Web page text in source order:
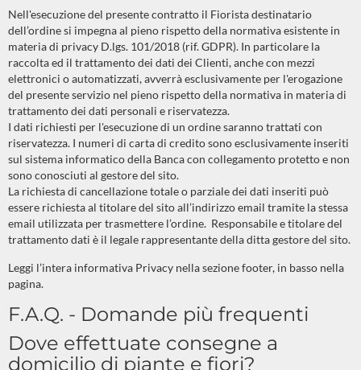
Nell'esecuzione del presente contratto il Fiorista destinatario
dell’ordine si impegna al pieno rispetto della normativa esistente in
materia di privacy D.lgs. 101/2018 (rif. GDPR). In particolare la
raccolta ed il trattamento dei dati dei Clienti, anche con mezzi
elettronici o automatizzati, avverrà esclusivamente per l'erogazione
del presente servizio nel pieno rispetto della normativa in materia di
trattamento dei dati personali e riservatezza.
I dati richiesti per l'esecuzione di un ordine saranno trattati con
riservatezza. I numeri di carta di credito sono esclusivamente inseriti
sul sistema informatico della Banca con collegamento protetto e non
sono conosciuti al gestore del sito.
La richiesta di cancellazione totale o parziale dei dati inseriti può
essere richiesta al titolare del sito all’indirizzo email tramite la stessa
email utilizzata per trasmettere l’ordine. Responsabile e titolare del
trattamento dati è il legale rappresentante della ditta gestore del sito.
Leggi l’intera informativa Privacy nella sezione footer, in basso nella
pagina.
F.A.Q. - Domande più frequenti
Dove effettuate consegne a
domicilio di piante e fiori?